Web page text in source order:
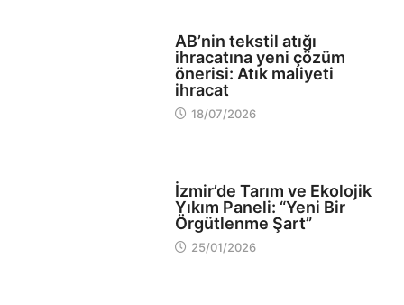
AB’nin tekstil atığı
ihracatına yeni çözüm
önerisi: Atık maliyeti
ihracat
18/07/2026
İzmir’de Tarım ve Ekolojik
Yıkım Paneli: “Yeni Bir
Örgütlenme Şart”
25/01/2026